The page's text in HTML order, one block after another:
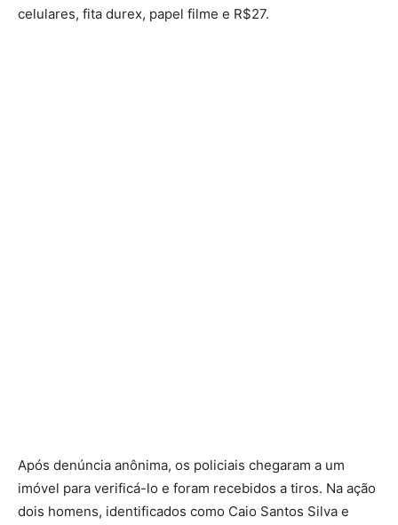
celulares, fita durex, papel filme e R$27.
Após denúncia anônima, os policiais chegaram a um
imóvel para verificá-lo e foram recebidos a tiros. Na ação
dois homens, identificados como Caio Santos Silva e